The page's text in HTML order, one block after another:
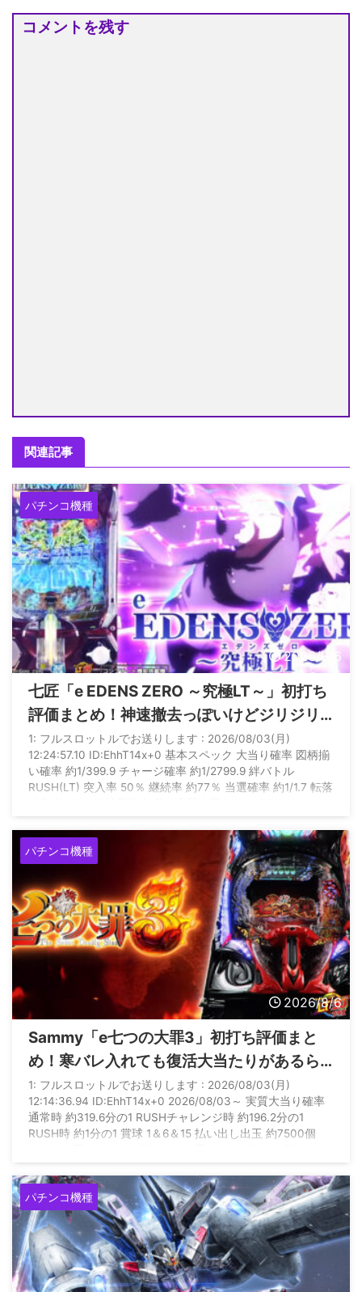
コメントを残す
関連記事
パチンコ機種
2026/8/6
七匠「e EDENS ZERO ～究極LT～」初打ち
評価まとめ！神速撤去っぽいけどジリジリ
人気出る機種ってあったか？
1: フルスロットルでお送りします : 2026/08/03(月)
12:24:57.10 ID:EhhT14x+0 基本スペック 大当り確率 図柄揃
い確率 約1/399.9 チャージ確率 約1/2799.9 絆バトル
RUSH(LT) 突入率 50％ 継続率 約77％ 当選確率 約1/1.7 転落
1/4.2 継続回数 転落or実質次回まで 賞球数 1＆5＆ ...
パチンコ機種
2026/8/6
Sammy「e七つの大罪3」初打ち評価まと
め！寒バレ入れても復活大当たりがあるら
しいぞ
1: フルスロットルでお送りします : 2026/08/03(月)
12:14:36.94 ID:EhhT14x+0 2026/08/03～ 実質大当り確率
通常時 約319.6分の1 RUSHチャレンジ時 約196.2分の1
RUSH時 約1分の1 賞球 1＆6＆15 払い出し出玉 約7500個
2700個（10R回＋2R×4回） 約1500個（2R×5回） 約450 ...
パチンコ機種